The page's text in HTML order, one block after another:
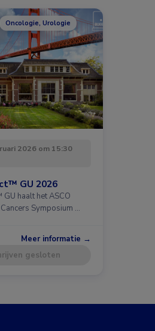
Oncologie, Urologie
2026 om 15:30
GU 2026
haalt het ASCO
Symposium …
Meer informatie →
gesloten